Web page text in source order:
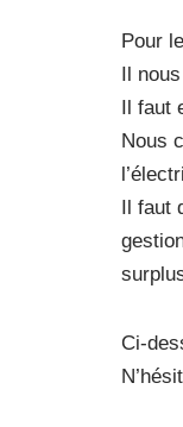
Pour
Il
Il faut
Nous
Il faut
Ci-